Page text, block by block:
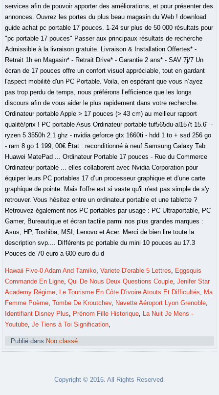
services afin de pouvoir apporter des améliorations, et pour présenter des
annonces. Ouvrez les portes du plus beau magasin du Web ! download
guide achat pc portable 17 pouces. 1-24 sur plus de 50 000 résultats pour
"pc portable 17 pouces" Passer aux principaux résultats de recherche
Admissible à la livraison gratuite. Livraison & Installation Offertes* -
Retrait 1h en Magasin* - Retrait Drive* - Garantie 2 ans* - SAV 7j/7 Un
écran de 17 pouces offre un confort visuel appréciable, tout en gardant
l'aspect mobilité d'un PC Portable. Voila, en espérant que vous n’ayez
pas trop perdu de temps, nous préférons l’efficience que les longs
discours afin de vous aider le plus rapidement dans votre recherche.
Ordinateur portable Apple > 17 pouces (> 43 cm) au meilleur rapport
qualité/prix ! PC portable Asus Ordinateur portable tuf565du-al157t 15.6" -
ryzen 5 3550h 2.1 ghz - nvidia geforce gtx 1660ti - hdd 1 to + ssd 256 go
- ram 8 go 1 199, 00€ État : reconditionné à neuf Samsung Galaxy Tab
Huawei MatePad ... Ordinateur Portable 17 pouces - Rue du Commerce
Ordinateur portable ... elles collaborent avec Nvidia Corporation pour
équiper leurs PC portables 17 d’un processeur graphique et d’une carte
graphique de pointe. Mais l'offre est si vaste qu'il n'est pas simple de s'y
retrouver. Vous hésitez entre un ordinateur portable et une tablette ?
Retrouvez également nos PC portables par usage : PC Ultraportable, PC
Gamer, Bureautique et écran tactile parmi nos plus grandes marques :
Asus, HP, Toshiba, MSI, Lenovo et Acer. Merci de bien lire toute la
description svp.... Différents pc portable du mini 10 pouces au 17.3
Pouces de 70 euro a 600 euro du d
Hawaii Five-0 Adam And Tamiko,Variete D'erable 5 Lettres, Eggsquis
Commande En Ligne,Qui De Nous Deux Questions Couple,Jenifer Star
Academy Régime, Le Tourisme En Côte D'ivoire Atouts Et Difficultés, Ma
Femme Poème,Tombe De Kroutchev, Navette Aéroport Lyon Grenoble,
Identifiant Disney Plus, Prénom Fille Historique, La Nuit Je Mens -
Youtube,Je Tiens à Toi Signification,
Publié dans Non classé
Copyright © 2016. All Rights Reserved.